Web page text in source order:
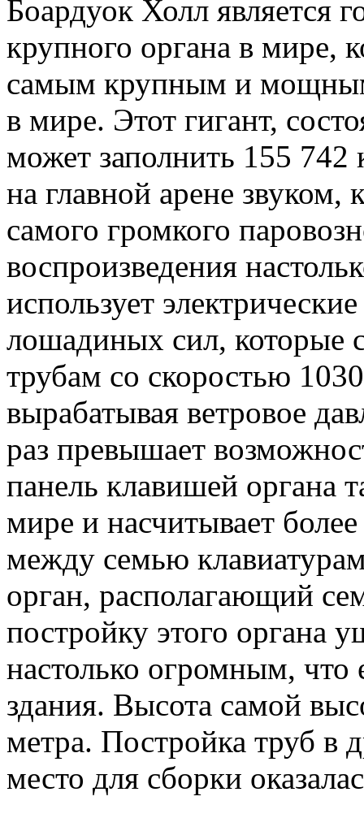
Боардуок Холл является
крупного органа в мире,
самым крупным и
в мире. Этот гигант,
может заполнить 155 742
на главной арене звуком,
самого громкого
воспроизведения
использует
лошадиных сил, которые
трубам со скоростью
вырабатывая ветровое
раз превышает
панель клавишей органа
мире и насчитывает
между семью
орган, располагающий
постройку этого органа
настолько огромным, что
здания. Высота самой
метра. Постройка труб в
место для сборки